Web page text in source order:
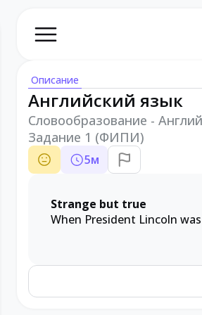
Описание
Английский язык
Словообразование -
Задание 1 (ФИПИ)
5м
Strange but true
When President Lincoln